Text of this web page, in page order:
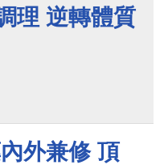
理 逆轉體質
外兼修 頂